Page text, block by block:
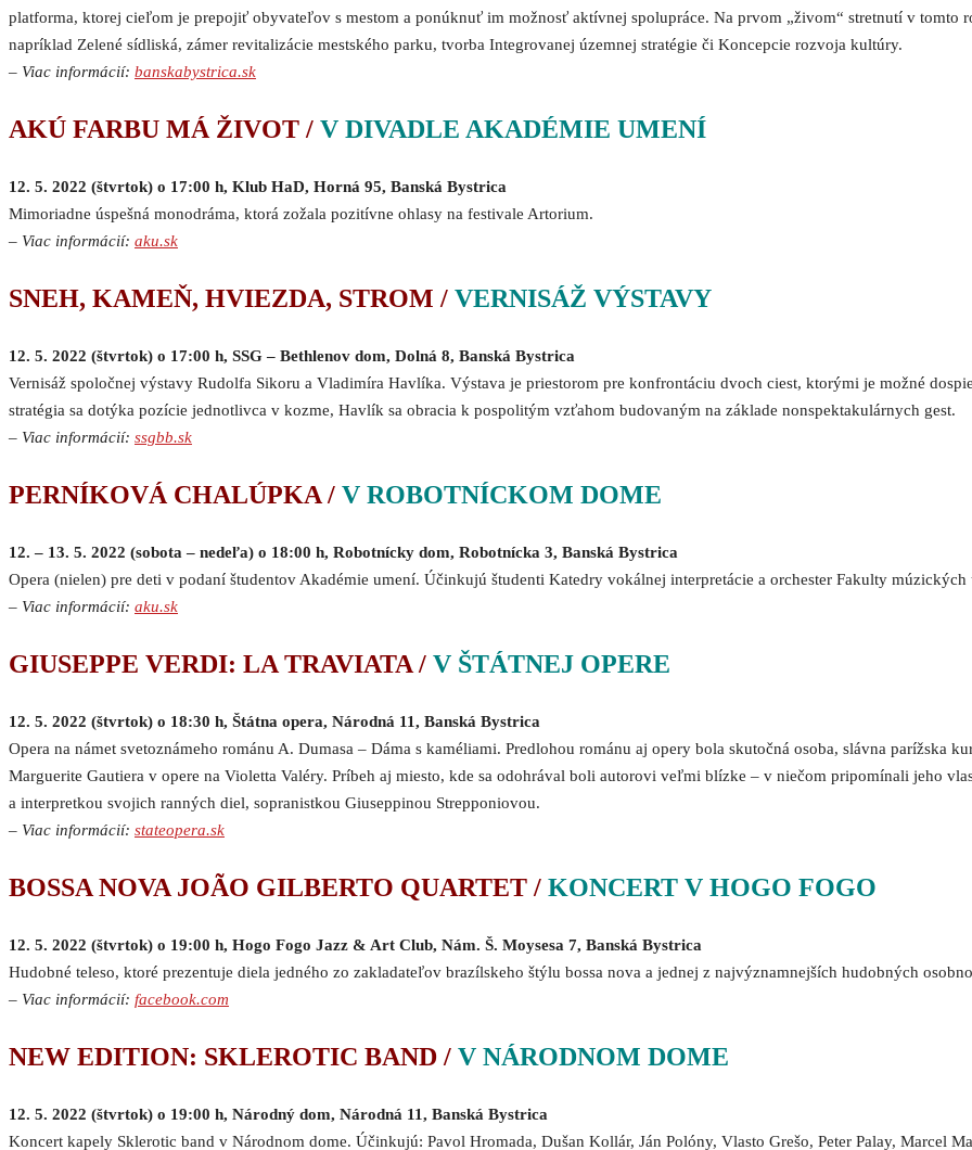
platforma, ktorej cieľom je prepojiť obyvateľov s mestom a ponúknuť im možnosť aktívnej spolupráce. Na prvom „živom“ stretnutí v tomto
napríklad Zelené sídliská, zámer revitalizácie mestského parku, tvorba Integrovanej územnej stratégie či Koncepcie rozvoja kultúry.
– Viac informácií: banskabystrica.sk
AKÚ FARBU MÁ ŽIVOT / V DIVADLE AKADÉMIE UMENÍ
12. 5. 2022 (štvrtok) o 17:00 h, Klub HaD, Horná 95, Banská Bystrica
Mimoriadne úspešná monodráma, ktorá zožala pozitívne ohlasy na festivale Artorium.
– Viac informácií: aku.sk
SNEH, KAMEŇ, HVIEZDA, STROM / VERNISÁŽ VÝSTAVY
12. 5. 2022 (štvrtok) o 17:00 h, SSG – Bethlenov dom, Dolná 8, Banská Bystrica
Vernisáž spoločnej výstavy Rudolfa Sikoru a Vladimíra Havlíka. Výstava je priestorom pre konfrontáciu dvoch ciest, ktorými je možné
stratégia sa dotýka pozície jednotlivca v kozme, Havlík sa obracia k pospolitým vzťahom budovaným na základe nonspektakulárnych gest.
– Viac informácií: ssgbb.sk
PERNÍKOVÁ CHALÚPKA / V ROBOTNÍCKOM DOME
12. – 13. 5. 2022 (sobota – nedeľa) o 18:00 h, Robotnícky dom, Robotnícka 3, Banská Bystrica
Opera (nielen) pre deti v podaní študentov Akadémie umení. Účinkujú študenti Katedry vokálnej interpretácie a orchester Fakulty
– Viac informácií: aku.sk
GIUSEPPE VERDI: LA TRAVIATA / V ŠTÁTNEJ OPERE
12. 5. 2022 (štvrtok) o 18:30 h, Štátna opera, Národná 11, Banská Bystrica
Opera na námet svetoznámeho románu A. Dumasa – Dáma s kaméliami. Predlohou románu aj opery bola skutočná osoba, slávna parížska
Marguerite Gautiera v opere na Violetta Valéry. Príbeh aj miesto, kde sa odohrával boli autorovi veľmi blízke – v niečom pripomínali jeho
a interpretkou svojich ranných diel, sopranistkou Giuseppinou Strepponiovou.
– Viac informácií: stateopera.sk
BOSSA NOVA JOÃO GILBERTO QUARTET / KONCERT V HOGO FOGO
12. 5. 2022 (štvrtok) o 19:00 h, Hogo Fogo Jazz & Art Club, Nám. Š. Moysesa 7, Banská Bystrica
Hudobné teleso, ktoré prezentuje diela jedného zo zakladateľov brazílskeho štýlu bossa nova a jednej z najvýznamnejších hudobných
– Viac informácií: facebook.com
NEW EDITION: SKLEROTIC BAND / V NÁRODNOM DOME
12. 5. 2022 (štvrtok) o 19:00 h, Národný dom, Národná 11, Banská Bystrica
Koncert kapely Sklerotic band v Národnom dome. Účinkujú: Pavol Hromada, Dušan Kollár, Ján Polóny, Vlasto Grešo, Peter Palay, Marcel